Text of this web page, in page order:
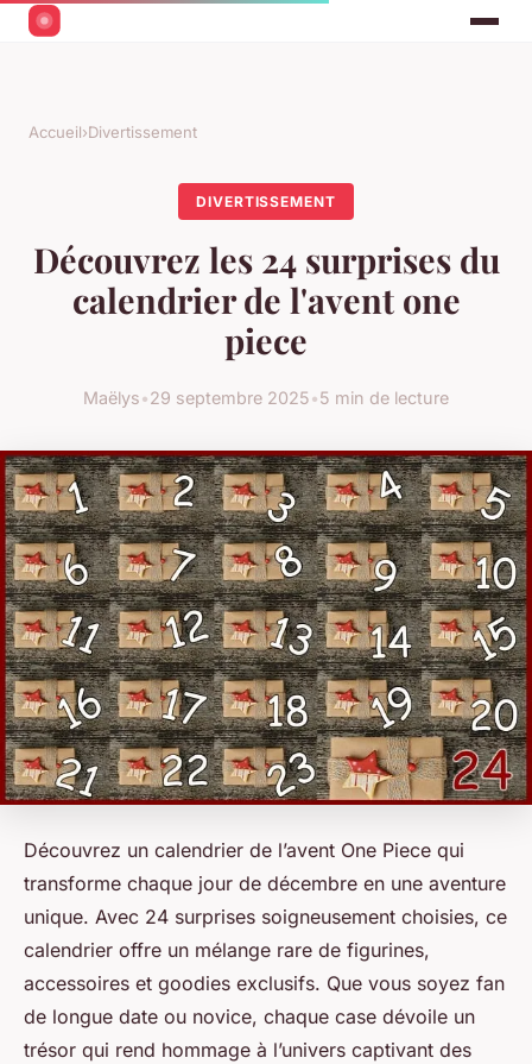
Accueil›Divertissement
DIVERTISSEMENT
Découvrez les 24 surprises du
calendrier de l'avent one
piece
Maëlys•29 septembre 2025•5 min de lecture
Découvrez un calendrier de l’avent One Piece qui
transforme chaque jour de décembre en une aventure
unique. Avec 24 surprises soigneusement choisies, ce
calendrier offre un mélange rare de figurines,
accessoires et goodies exclusifs. Que vous soyez fan
de longue date ou novice, chaque case dévoile un
trésor qui rend hommage à l’univers captivant des